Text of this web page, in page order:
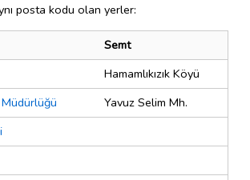
posta kodu olan yerler:
Semt
Hamamlıkızık Köyü
Yavuz Selim Mh.